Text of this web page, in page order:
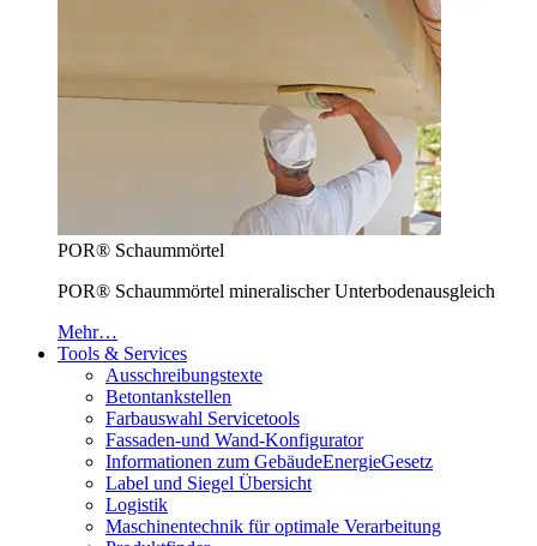
POR® Schaummörtel
POR® Schaummörtel mineralischer Unterbodenausgleich
Mehr…
Tools & Services
Ausschreibungstexte
Betontankstellen
Farbauswahl Servicetools
Fassaden-und Wand-Konfigurator
Informationen zum GebäudeEnergieGesetz
Label und Siegel Übersicht
Logistik
Maschinentechnik für optimale Verarbeitung